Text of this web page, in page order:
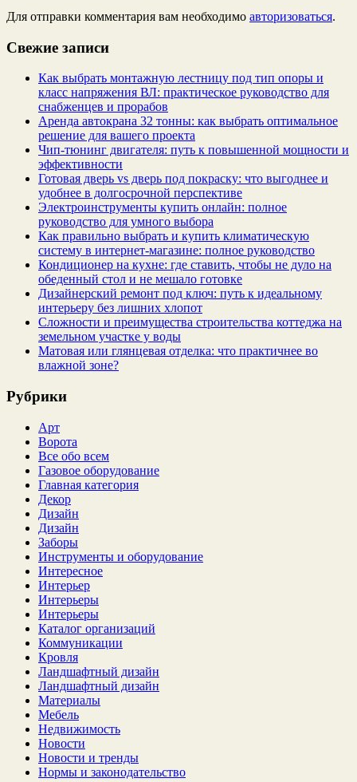
Для отправки комментария вам необходимо авторизоваться.
Свежие записи
Как выбрать монтажную лестницу под тип опоры и
класс напряжения ВЛ: практическое руководство для
снабженцев и прорабов
Аренда автокрана 32 тонны: как выбрать оптимальное
решение для вашего проекта
Чип‑тюнинг двигателя: путь к повышенной мощности и
эффективности
Готовая дверь vs дверь под покраску: что выгоднее и
удобнее в долгосрочной перспективе
Электроинструменты купить онлайн: полное
руководство для умного выбора
Как правильно выбрать и купить климатическую
систему в интернет‑магазине: полное руководство
Кондиционер на кухне: где ставить, чтобы не дуло на
обеденный стол и не мешало готовке
Дизайнерский ремонт под ключ: путь к идеальному
интерьеру без лишних хлопот
Сложности и преимущества строительства коттеджа на
земельном участке у воды
Матовая или глянцевая отделка: что практичнее во
влажной зоне?
Рубрики
Арт
Ворота
Все обо всем
Газовое оборудование
Главная категория
Декор
Дизайн
Дизайн
Заборы
Инструменты и оборудование
Интересное
Интерьер
Интерьеры
Интерьеры
Каталог организаций
Коммуникации
Кровля
Ландшафтный дизайн
Ландшафтный дизайн
Материалы
Мебель
Недвижимость
Новости
Новости и тренды
Нормы и законодательство